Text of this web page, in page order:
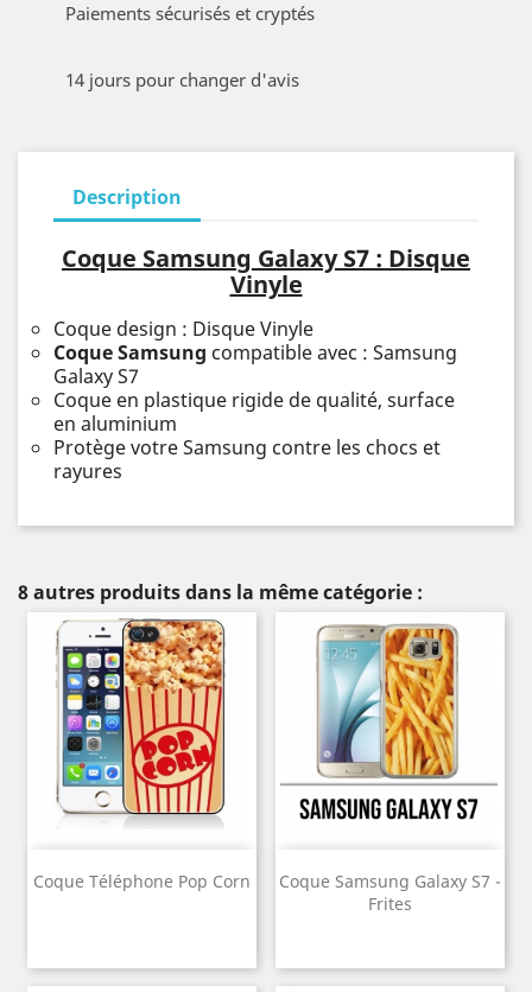
Paiements sécurisés et cryptés
14 jours pour changer d'avis
Description
Coque Samsung Galaxy S7 : Disque
Vinyle
Coque design : Disque Vinyle
Coque Samsung compatible avec : Samsung
Galaxy S7
Coque en plastique rigide de qualité, surface
en aluminium
Protège votre Samsung contre les chocs et
rayures
8 autres produits dans la même catégorie :
Coque Téléphone Pop Corn
Coque Samsung Galaxy S7 -
Frites